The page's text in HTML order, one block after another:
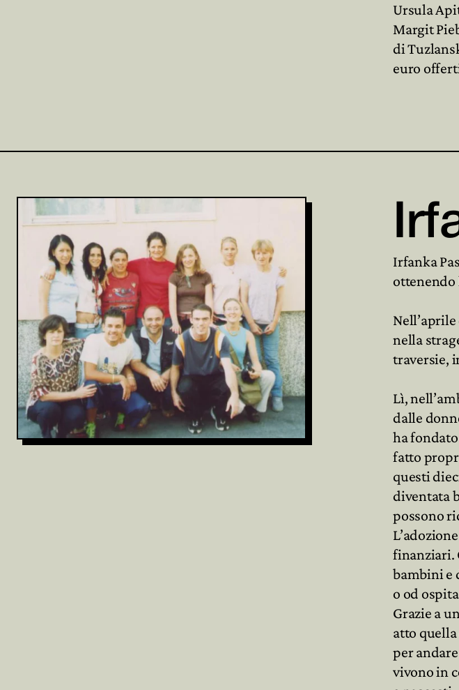
Ursula
Margit
di
euro
Irfanka
ottenendo
nella
traversie,
Lì,
dalle
ha
fatto
questi
diventata
possono
finanziari.
bambini e
o od
Grazie a
atto
per
vivono in